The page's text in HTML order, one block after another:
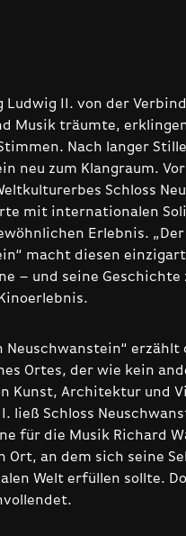
Ludwig II. von der
Musik träumte,
Nach langer
neu zum Klangraum.
Schloss
mit internationalen
Erlebnis. „Der
macht diesen
– und seine Geschichte
Neuschwanstein“ erzählt
Ortes, der wie kein
Kunst, Architektur und
ließ Schloss
für die Musik Richard
Ort, an dem sich seine
Welt erfüllen sollte.